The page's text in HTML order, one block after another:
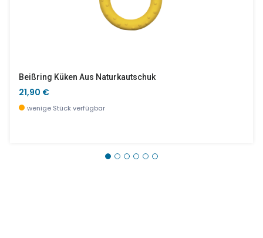
Beißring Küken Aus Naturkautschuk
21,90 €
wenige Stück verfügbar